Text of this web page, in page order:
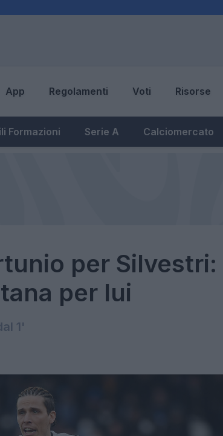
App Regolamenti Voti Risorse
Formazioni Serie A Calciomercato
per Silvestri:
per lui
1'